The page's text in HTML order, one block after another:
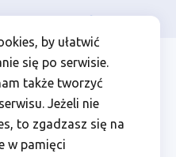
by ułatwić
się po serwisie.
także tworzyć
Jeżeli nie
to zgadzasz się na
w pamięci
Menu
top
left